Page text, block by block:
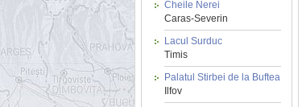
Cheile Nerei
Caras-Severin
Lacul Surduc
Timis
Palatul Stirbei de la Buftea
Ilfov